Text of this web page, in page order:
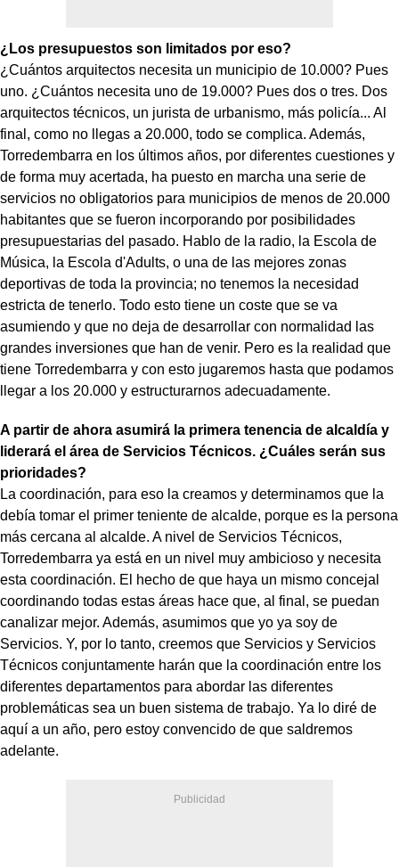
¿Los presupuestos son limitados por eso?
¿Cuántos arquitectos necesita un municipio de 10.000? Pues
uno. ¿Cuántos necesita uno de 19.000? Pues dos o tres. Dos
arquitectos técnicos, un jurista de urbanismo, más policía... Al
final, como no llegas a 20.000, todo se complica. Además,
Torredembarra en los últimos años, por diferentes cuestiones y
de forma muy acertada, ha puesto en marcha una serie de
servicios no obligatorios para municipios de menos de 20.000
habitantes que se fueron incorporando por posibilidades
presupuestarias del pasado. Hablo de la radio, la Escola de
Música, la Escola d'Adults, o una de las mejores zonas
deportivas de toda la provincia; no tenemos la necesidad
estricta de tenerlo. Todo esto tiene un coste que se va
asumiendo y que no deja de desarrollar con normalidad las
grandes inversiones que han de venir. Pero es la realidad que
tiene Torredembarra y con esto jugaremos hasta que podamos
llegar a los 20.000 y estructurarnos adecuadamente.
A partir de ahora asumirá la primera tenencia de alcaldía y
liderará el área de Servicios Técnicos. ¿Cuáles serán sus
prioridades?
La coordinación, para eso la creamos y determinamos que la
debía tomar el primer teniente de alcalde, porque es la persona
más cercana al alcalde. A nivel de Servicios Técnicos,
Torredembarra ya está en un nivel muy ambicioso y necesita
esta coordinación. El hecho de que haya un mismo concejal
coordinando todas estas áreas hace que, al final, se puedan
canalizar mejor. Además, asumimos que yo ya soy de
Servicios. Y, por lo tanto, creemos que Servicios y Servicios
Técnicos conjuntamente harán que la coordinación entre los
diferentes departamentos para abordar las diferentes
problemáticas sea un buen sistema de trabajo. Ya lo diré de
aquí a un año, pero estoy convencido de que saldremos
adelante.